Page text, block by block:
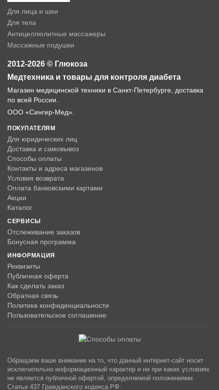
Для лица и шеи
Для тела
Антицеллюлитные массажеры
Массажные подушки
2012-2026 © Глюкоза
Медтехника и товары для контроля диабета
Магазин медицинской техники в Санкт-Петербурге, доставка
по всей России.
ООО «Сингер-Мед».
ПОКУПАТЕЛЯМ
Для юридических лиц
Доставка и самовывоз
Способы оплаты
Контакты и адреса магазинов
Условия возврата
Оплата банковскими картами
Акции
Каталог
СЕРВИСЫ
Отслеживание заказов
Бонусная программа
ИНФОРМАЦИЯ
Реквизиты
Публичная оферта
Как сделать заказ
Обратная связь
Политика конфиденциальности
Пользовательское соглашение
Обращаем ваше внимание на то, что данный интернет-сайт носит
исключительно информационный характер и ни при каких условиях
не является публичной офертой, определяемой положениями
Статьи 437 Гражданского кодекса РФ.